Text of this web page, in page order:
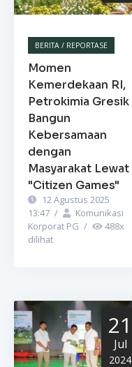
BERITA / REPORTASE
Momen
Kemerdekaan RI,
Petrokimia Gresik
Bangun
Kebersamaan
dengan
Masyarakat Lewat
"Citizen Games"
12 Agustus 2025
13:47 /
Komunikasi
Korporat PG / 488x
dilihat
21
Jul
2024